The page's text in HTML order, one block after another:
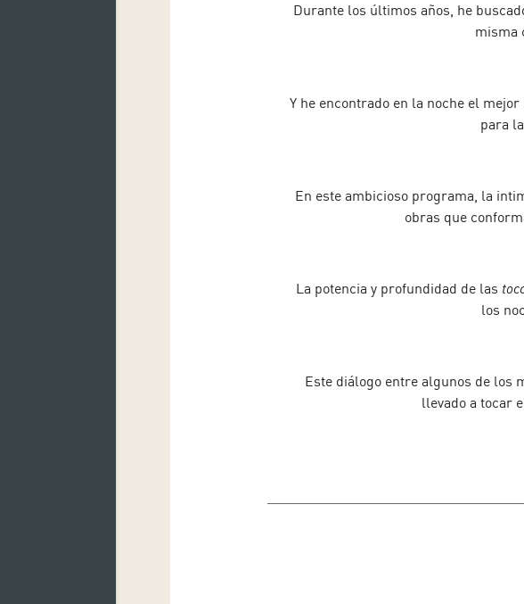
Durante los últimos años, he
misma
Y he encontrado en la noche el
para
En este ambicioso programa, la
obras que
La potencia y profundidad de las
los
Este diálogo entre algunos de los
llevado a tocar